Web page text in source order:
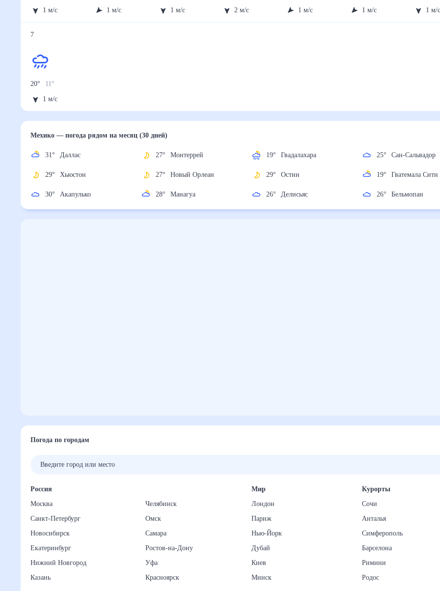
1 м/с
1 м/с
1 м/с
2 м/с
1 м/с
1 м/с
1 м/
7
20° 11°
1 м/с
Мехико— погода рядомна месяц (30 дней)
31° Даллас
29° Хьюстон
30° Акапулько
27° Монтеррей
27° Новый Орлеан
28° Манагуа
19° Гвадалахара
29° Остин
26° Делисьяс
25° Сан-
19° Гватемала
26° Бельмопан
Погода по городам
Россия
Москва
Санкт-Петербург
Новосибирск
Екатеринбург
Нижний Новгород
Казань
Челябинск
Омск
Самара
Ростов-на-Дону
Уфа
Красноярск
Мир
Лондон
Париж
Нью-Йорк
Дубай
Киев
Минск
Курорты
Сочи
Анталья
Симферополь
Барселона
Римини
Родос